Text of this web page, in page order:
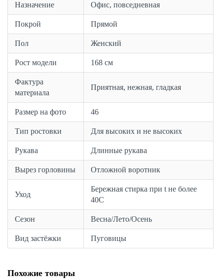
Назначение Офис, повседневная
Покрой Прямой
Пол Женский
Рост модели 168 см
Фактура
материала
Приятная, нежная, гладкая
Размер на фото 46
Тип ростовки Для высоких и не высоких
Рукава Длинные рукава
Вырез горловины Отложной воротник
Уход
Бережная стирка при t не более
40С
Сезон Весна/Лето/Осень
Вид застёжки Пуговицы
Похожие товары